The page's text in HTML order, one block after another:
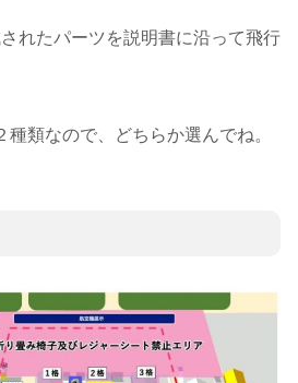
れたパーツを説明書に沿って飛行
類なので、どちらか選んでね。